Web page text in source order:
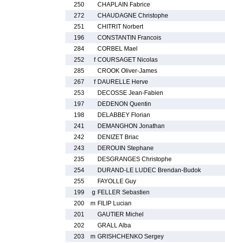
250
CHAPLAIN Fabrice
272
CHAUDAGNE Christophe
251
CHITRIT Norbert
196
CONSTANTIN Francois
284
CORBEL Mael
252
f COURSAGET Nicolas
285
CROOK Oliver-James
267
f DAURELLE Herve
253
DECOSSE Jean-Fabien
197
DEDENON Quentin
198
DELABBEY Florian
241
DEMANGHON Jonathan
242
DENIZET Briac
243
DEROUIN Stephane
235
DESGRANGES Christophe
254
DURAND-LE LUDEC Brendan-Budok
255
FAYOLLE Guy
199
g FELLER Sebastien
200
m FILIP Lucian
201
GAUTIER Michel
202
GRALL Alba
203
m GRISHCHENKO Sergey